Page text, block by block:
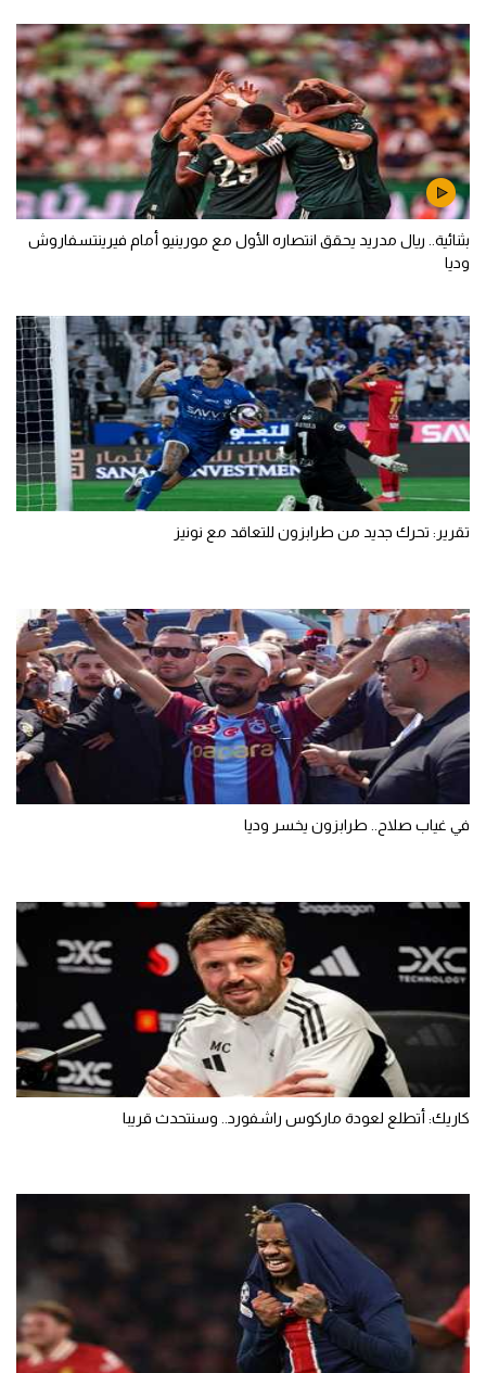
بثنائية.. ريال مدريد يحقق انتصاره الأول مع مورينيو أمام فيرينتسفاروش
وديا
تقرير: تحرك جديد من طرابزون للتعاقد مع نونيز
في غياب صلاح.. طرابزون يخسر وديا
كاريك: أتطلع لعودة ماركوس راشفورد.. وسنتحدث قريبا